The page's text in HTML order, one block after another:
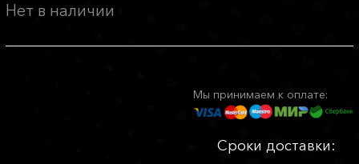
Нет в наличии
Мы принимаем к оплате:
Сроки доставки: